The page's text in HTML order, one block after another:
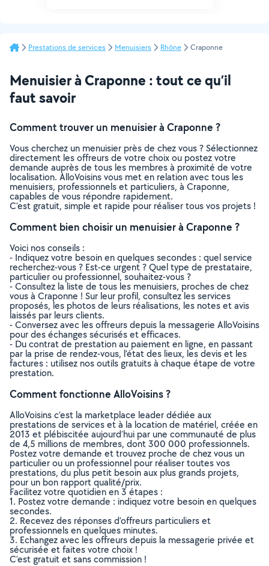
Prestations de services Menuisiers Rhône Craponne
Menuisier à Craponne : tout ce qu’il
faut savoir
Comment trouver un menuisier à Craponne ?
Vous cherchez un menuisier près de chez vous ? Sélectionnez
directement les offreurs de votre choix ou postez votre
demande auprès de tous les membres à proximité de votre
localisation. AlloVoisins vous met en relation avec tous les
menuisiers, professionnels et particuliers, à Craponne,
capables de vous répondre rapidement.
C’est gratuit, simple et rapide pour réaliser tous vos projets !
Comment bien choisir un menuisier à Craponne ?
Voici nos conseils :
- Indiquez votre besoin en quelques secondes : quel service
recherchez-vous ? Est-ce urgent ? Quel type de prestataire,
particulier ou professionnel, souhaitez-vous ?
- Consultez la liste de tous les menuisiers, proches de chez
vous à Craponne ! Sur leur profil, consultez les services
proposés, les photos de leurs réalisations, les notes et avis
laissés par leurs clients.
- Conversez avec les offreurs depuis la messagerie AlloVoisins
pour des échanges sécurisés et efficaces.
- Du contrat de prestation au paiement en ligne, en passant
par la prise de rendez-vous, l’état des lieux, les devis et les
factures : utilisez nos outils gratuits à chaque étape de votre
prestation.
Comment fonctionne AlloVoisins ?
AlloVoisins c’est la marketplace leader dédiée aux
prestations de services et à la location de matériel, créée en
2013 et plébiscitée aujourd’hui par une communauté de plus
de 4,5 millions de membres, dont 300 000 professionnels.
Postez votre demande et trouvez proche de chez vous un
particulier ou un professionnel pour réaliser toutes vos
prestations, du plus petit besoin aux plus grands projets,
pour un bon rapport qualité/prix.
Facilitez votre quotidien en 3 étapes :
1. Postez votre demande : indiquez votre besoin en quelques
secondes.
2. Recevez des réponses d’offreurs particuliers et
professionnels en quelques minutes.
3. Echangez avec les offreurs depuis la messagerie privée et
sécurisée et faites votre choix !
C’est gratuit et sans commission !